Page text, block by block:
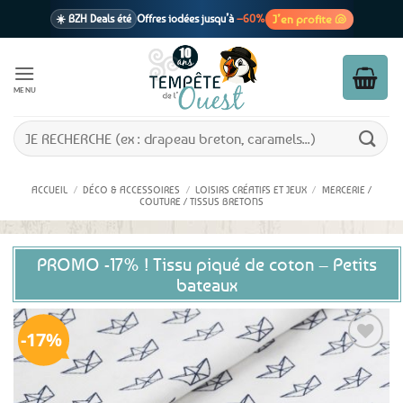
☀️ BZH Deals été Offres iodées jusqu’à –60% J’en profite 🐚
1 cadeau offertdès 39€ d’achats
En point relais dès 3,95€ seulement
MENU
Recherche
pour :
ACCUEIL / DÉCO & ACCESSOIRES / LOISIRS CRÉATIFS ET JEUX / MERCERIE /
COUTURE / TISSUS BRETONS
PROMO -17% ! Tissu piqué de coton – Petits
bateaux
17%